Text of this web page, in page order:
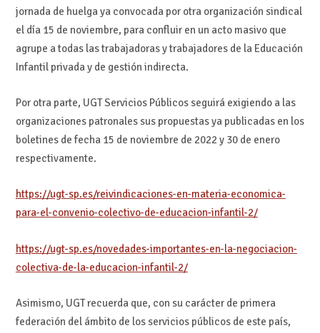
jornada de huelga ya convocada por otra organización sindical
el día 15 de noviembre, para confluir en un acto masivo que
agrupe a todas las trabajadoras y trabajadores de la Educación
Infantil privada y de gestión indirecta.
Por otra parte, UGT Servicios Públicos seguirá exigiendo a las
organizaciones patronales sus propuestas ya publicadas en los
boletines de fecha 15 de noviembre de 2022 y 30 de enero
respectivamente.
https://ugt-sp.es/reivindicaciones-en-materia-economica-
para-el-convenio-colectivo-de-educacion-infantil-2/
https://ugt-sp.es/novedades-importantes-en-la-negociacion-
colectiva-de-la-educacion-infantil-2/
Asimismo, UGT recuerda que, con su carácter de primera
federación del ámbito de los servicios públicos de este país,